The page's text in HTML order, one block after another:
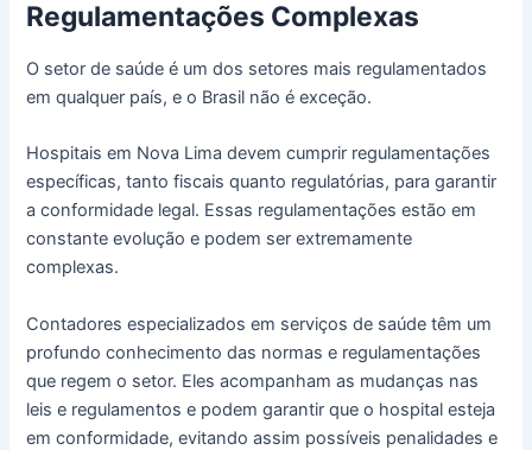
Regulamentações Complexas
O setor de saúde é um dos setores mais regulamentados
em qualquer país, e o Brasil não é exceção.
Hospitais em Nova Lima devem cumprir regulamentações
específicas, tanto fiscais quanto regulatórias, para garantir
a conformidade legal. Essas regulamentações estão em
constante evolução e podem ser extremamente
complexas.
Contadores especializados em serviços de saúde têm um
profundo conhecimento das normas e regulamentações
que regem o setor. Eles acompanham as mudanças nas
leis e regulamentos e podem garantir que o hospital esteja
em conformidade, evitando assim possíveis penalidades e